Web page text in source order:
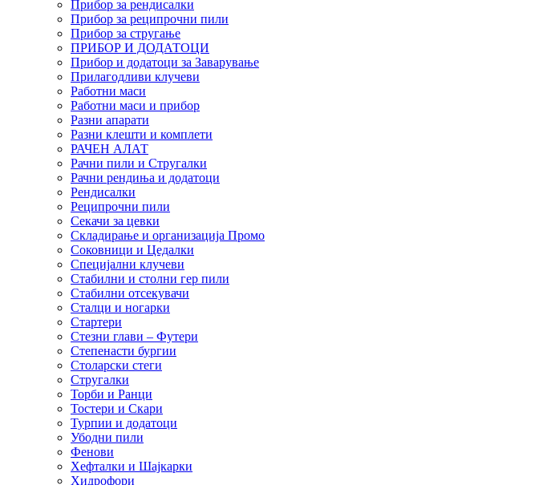
Прибор за рендисалки
Прибор за реципрочни пили
Прибор за стругање
ПРИБОР И ДОДАТОЦИ
Прибор и додатоци за Заварување
Прилагодливи клучеви
Работни маси
Работни маси и прибор
Разни апарати
Разни клешти и комплети
РАЧЕН АЛАТ
Рачни пили и Стругалки
Рачни рендиња и додатоци
Рендисалки
Реципрочни пили
Секачи за цевки
Складирање и организација Промо
Соковници и Цедалки
Специјални клучеви
Стабилни и столни гер пили
Стабилни отсекувачи
Сталци и ногарки
Стартери
Стезни глави – Футери
Степенасти бургии
Столарски стеги
Стругалки
Торби и Ранци
Тостери и Скари
Турпии и додатоци
Убодни пили
Фенови
Хефталки и Шајкарки
Хидрофори